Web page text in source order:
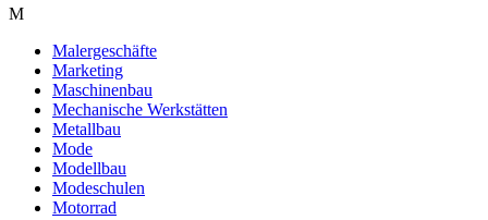
M
Malergeschäfte
Marketing
Maschinenbau
Mechanische Werkstätten
Metallbau
Mode
Modellbau
Modeschulen
Motorrad